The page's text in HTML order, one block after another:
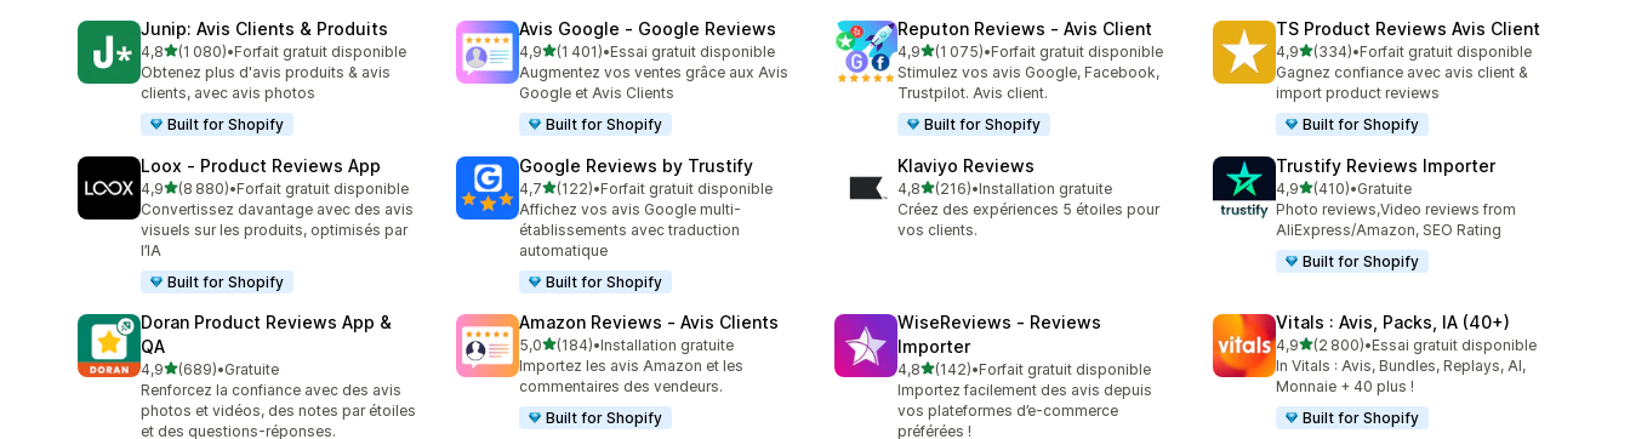
Junip: Avis Clients & Produits
4,8étoile(s) sur 5
(1 080)
1080 avis au total
•Forfait gratuit disponible
Obtenez plus d'avis produits & avis
clients, avec avis photos
Built for Shopify
Avis Google ‑ Google Reviews
4,9étoile(s) sur 5
(1 401)
1401 avis au total
•Essai gratuit disponible
Augmentez vos ventes grâce aux Avis
Google et Avis Clients
Built for Shopify
Reputon Reviews ‑ Avis Client
4,9étoile(s) sur 5
(1 075)
1075 avis au total
•Forfait gratuit disponible
Stimulez vos avis Google, Facebook,
Trustpilot. Avis client.
Built for Shopify
TS Product Reviews Avis Client
4,9étoile(s) sur 5
(334)
334 avis au total
•Forfait gratuit disponible
Gagnez confiance avec avis client &
import product reviews
Built for Shopify
Loox ‑ Product Reviews App
4,9étoile(s) sur 5
(8 880)
8880 avis au total
•Forfait gratuit disponible
Convertissez davantage avec des avis
visuels sur les produits, optimisés par
l’IA
Built for Shopify
Google Reviews by Trustify
4,7étoile(s) sur 5
(122)
122 avis au total
•Forfait gratuit disponible
Affichez vos avis Google multi-
établissements avec traduction
automatique
Built for Shopify
Klaviyo Reviews
4,8étoile(s) sur 5
(216)
216 avis au total
•Installation gratuite
Créez des expériences 5 étoiles pour
vos clients.
Trustify Reviews Importer
4,9étoile(s) sur 5
(410)
410 avis au total
•Gratuite
Photo reviews,Video reviews from
AliExpress/Amazon, SEO Rating
Built for Shopify
Doran Product Reviews App &
QA
4,9étoile(s) sur 5
(689)
689 avis au total
•Gratuite
Renforcez la confiance avec des avis
photos et vidéos, des notes par étoiles
et des questions-réponses.
Amazon Reviews ‑ Avis Clients
5,0étoile(s) sur 5
(184)
184 avis au total
•Installation gratuite
Importez les avis Amazon et les
commentaires des vendeurs.
Built for Shopify
WiseReviews ‑ Reviews
Importer
4,8étoile(s) sur 5
(142)
142 avis au total
•Forfait gratuit disponible
Importez facilement des avis depuis
vos plateformes d’e-commerce
préférées !
Vitals : Avis, Packs, IA (40+)
4,9étoile(s) sur 5
(2 800)
2800 avis au total
•Essai gratuit disponible
In Vitals : Avis, Bundles, Replays, AI,
Monnaie + 40 plus !
Built for Shopify